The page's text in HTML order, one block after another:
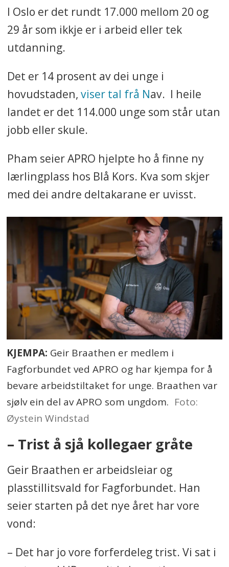
I tillegg kjem mellom fem og sju
tiltaksplassar som jobbar med
alt frå vedlikehald til
grøntarbeid.
I tillegg til dei ti unge vaksne,
jobbar det tre arbeidsleiarar og
ein føretaksleiar i APRO.
I Oslo er det rundt 17.000 mellom 20 og
29 år som ikkje er i arbeid eller tek
utdanning.
Det er 14 prosent av dei unge i
hovudstaden, viser tal frå Nav. I heile
landet er det 114.000 unge som står utan
jobb eller skule.
Pham seier APRO hjelpte ho å finne ny
lærlingplass hos Blå Kors. Kva som skjer
med dei andre deltakarane er uvisst.
KJEMPA: Geir Braathen er medlem i
Fagforbundet ved APRO og har kjempa for å
bevare arbeidstiltaket for unge. Braathen var
sjølv ein del av APRO som ungdom. Foto:
Øystein Windstad
– Trist å sjå kollegaer gråte
Geir Braathen er arbeidsleiar og
plasstillitsvald for Fagforbundet. Han
seier starten på det nye året har vore
vond:
– Det har jo vore forferdeleg trist. Vi sat i